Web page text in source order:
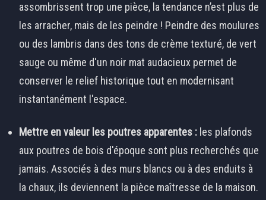
assombrissent trop une pièce, la tendance n’est plus de
les arracher, mais de les peindre ! Peindre des moulures
ou des lambris dans des tons de crème texturé, de vert
sauge ou même d'un noir mat audacieux permet de
conserver le relief historique tout en modernisant
instantanément l'espace.
Mettre en valeur les poutres apparentes : les plafonds
aux poutres de bois d'époque sont plus recherchés que
jamais. Associés à des murs blancs ou à des enduits à
la chaux, ils deviennent la pièce maîtresse de la maison.